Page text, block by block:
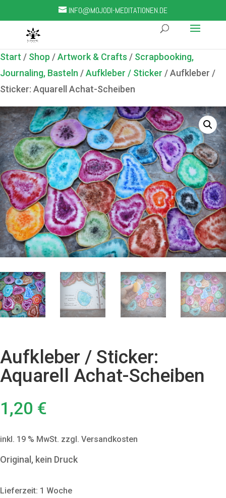
INFO@MOJODI-MEDITATIONEN.DE
Start / Shop /Artwork & Crafts / Scrapbooking,
Journaling, Basteln /Aufkleber / Sticker / Aufkleber /
Sticker: Aquarell Achat-Scheiben
Aufkleber / Sticker:
Aquarell Achat-Scheiben
1,20 €
inkl. 19 % MwSt. zzgl. Versandkosten
Original, kein Druck
Lieferzeit: 1 Woche